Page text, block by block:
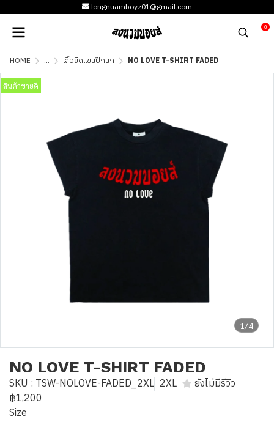
longnuamboyz01@gmail.com
0
HOME ... เสื้อยืดแขนปีกนก NO LOVE T-SHIRT FADED
1/4
สินค้าขายดี
NO LOVE T-SHIRT FADED
SKU : TSW-NOLOVE-FADED_2XL 2XL
ยังไม่มีรีวิว
฿1,200
Size